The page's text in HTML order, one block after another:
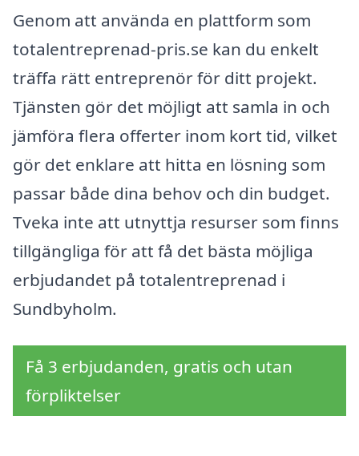
Genom att använda en plattform som
totalentreprenad-pris.se kan du enkelt
träffa rätt entreprenör för ditt projekt.
Tjänsten gör det möjligt att samla in och
jämföra flera offerter inom kort tid, vilket
gör det enklare att hitta en lösning som
passar både dina behov och din budget.
Tveka inte att utnyttja resurser som finns
tillgängliga för att få det bästa möjliga
erbjudandet på totalentreprenad i
Sundbyholm.
Få 3 erbjudanden, gratis och utan
förpliktelser